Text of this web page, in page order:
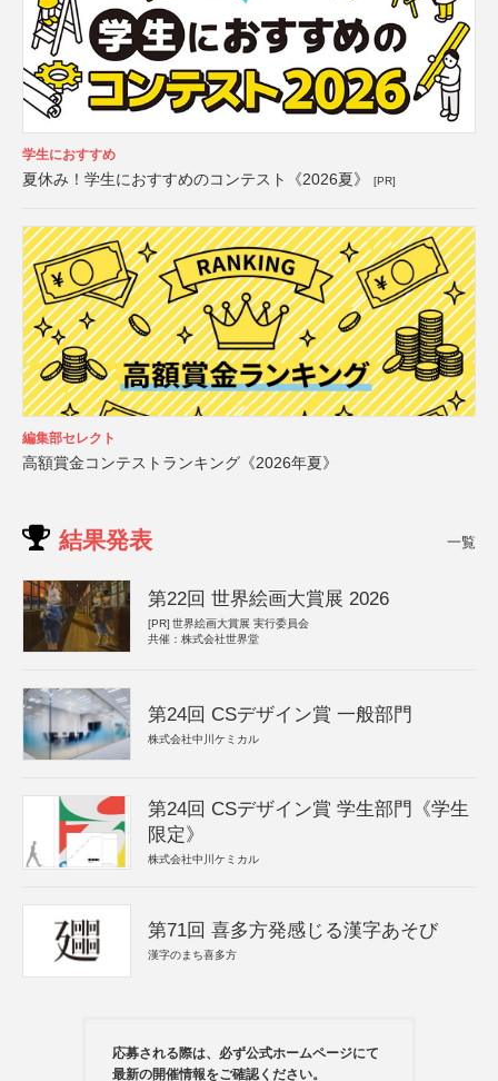
学生におすすめ
夏休み！学生におすすめのコンテスト《2026夏》 [PR]
編集部セレクト
高額賞金コンテストランキング《2026年夏》
結果発表 一覧
第22回 世界絵画大賞展 2026
[PR] 世界絵画大賞展 実行委員会
共催：株式会社世界堂
第24回 CSデザイン賞 一般部門
株式会社中川ケミカル
第24回 CSデザイン賞 学生部門《学生
限定》
株式会社中川ケミカル
第71回 喜多方発感じる漢字あそび
漢字のまち喜多方
応募される際は、必ず公式ホームページにて
最新の開催情報をご確認ください。